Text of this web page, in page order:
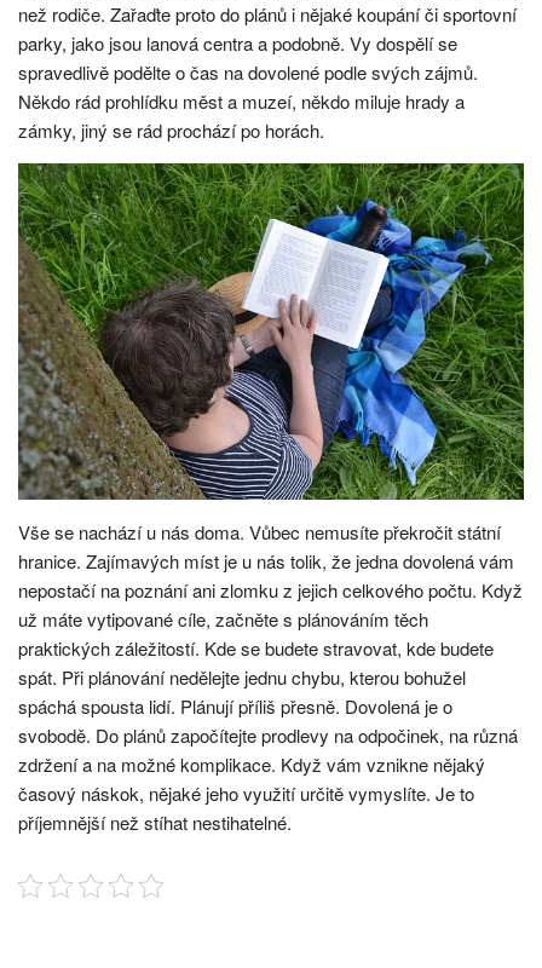
než rodiče. Zařaďte proto do plánů i nějaké koupání či sportovní
parky, jako jsou lanová centra a podobně. Vy dospělí se
spravedlivě podělte o čas na dovolené podle svých zájmů.
Někdo rád prohlídku měst a muzeí, někdo miluje hrady a
zámky, jiný se rád prochází po horách.
Vše se nachází u nás doma. Vůbec nemusíte překročit státní
hranice. Zajímavých míst je u nás tolik, že jedna dovolená vám
nepostačí na poznání ani zlomku z jejich celkového počtu. Když
už máte vytipované cíle, začněte s plánováním těch
praktických záležitostí. Kde se budete stravovat, kde budete
spát. Při plánování nedělejte jednu chybu, kterou bohužel
spáchá spousta lidí. Plánují příliš přesně. Dovolená je o
svobodě. Do plánů započítejte prodlevy na odpočinek, na různá
zdržení a na možné komplikace. Když vám vznikne nějaký
časový náskok, nějaké jeho využití určitě vymyslíte. Je to
příjemnější než stíhat nestihatelné.